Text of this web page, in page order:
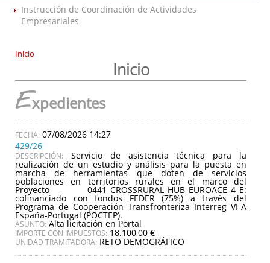
Instrucción de Coordinación de Actividades
Empresariales
Inicio
Inicio
Expedientes
07/08/2026 14:27
429/26
DESCRIPCIÓN: Servicio de asistencia técnica para la
realización de un estudio y análisis para la puesta en
marcha de herramientas que doten de servicios
poblaciones en territorios rurales en el marco del
Proyecto 0441_CROSSRURAL_HUB_EUROACE_4_E:
cofinanciado con fondos FEDER (75%) a través del
Programa de Cooperación Transfronteriza Interreg VI-A
España-Portugal (POCTEP).
ASUNTO: Alta licitación en Portal
IMPORTE CON IMPUESTOS: 18.100,00 €
UNIDAD TRAMITADORA: RETO DEMOGRÁFICO